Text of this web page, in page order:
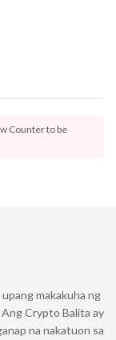
Counter to be
makakuha ng
Crypto Balita ay
na nakatuon sa